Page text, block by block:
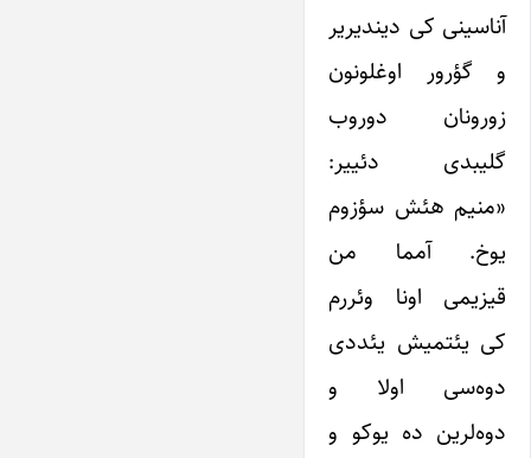
آناسینی کی ‌دیندیریر
و گؤرور اوغلونون
زورونان دوروب
گلیبدی دئییر:
«منیم هئش سؤزوم
یوخ. آمما من
قیزیمی اونا وئررم
کی یئتمیش یئددی
دوه‌سی اولا و
دوه‌لرین ده یوکو و